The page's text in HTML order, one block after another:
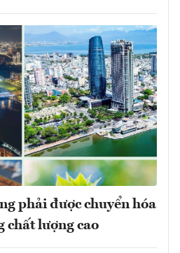
phải được chuyển hóa
chất lượng cao